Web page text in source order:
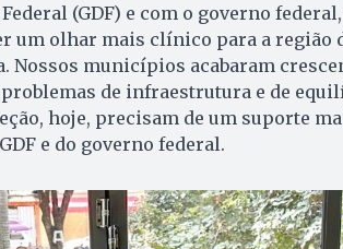
(GDF) e com o governo
um olhar mais clínico para a região
Nossos municípios acabaram
de infraestrutura e de
hoje, precisam de um suporte
e do governo federal.